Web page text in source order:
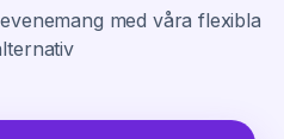
med våra flexibla